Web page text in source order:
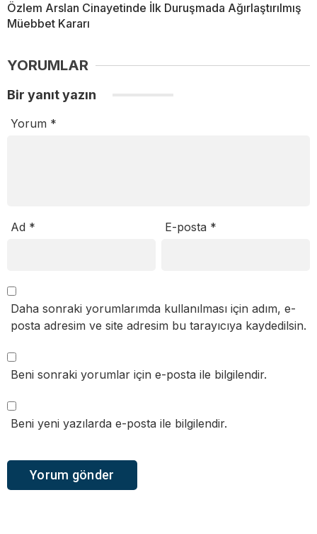
Özlem Arslan Cinayetinde İlk Duruşmada Ağırlaştırılmış
Müebbet Kararı
YORUMLAR
Bir yanıt yazın
Yorum *
Ad * E-posta *
Daha sonraki yorumlarımda kullanılması için adım, e-
posta adresim ve site adresim bu tarayıcıya kaydedilsin.
Beni sonraki yorumlar için e-posta ile bilgilendir.
Beni yeni yazılarda e-posta ile bilgilendir.